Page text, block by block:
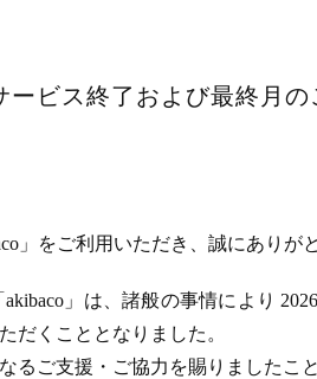
ビス終了および最終月
」をご利用いただき、誠にありが
」は、諸般の事情により
だくこととなりました。
るご支援・ご協力を賜りましたこ